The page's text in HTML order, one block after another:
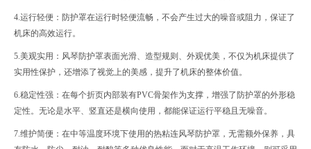
4.运行轻便：防护罩在运行时轻便流畅，不会产生过大的噪音或阻力，保证了
机床的高效运行。
5.美观实用：风琴防护罩表面光滑、造型规则、外观优美，不仅为机床提供了
实用性保护，还增添了视觉上的美感，提升了机床的整体价值。
6.稳定性强：在每个折页内部装有PVC骨架作为支撑，增强了防护罩的外形稳
定性。无论是水平、竖直还是横向使用，都能保证运行平稳且无噪音。
7.维护简便：在中等温度环境下使用的热粘连风琴防护罩，无需额外保养，具